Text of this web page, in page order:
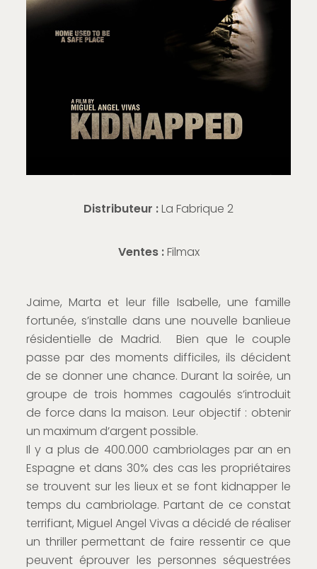
Distributeur :La Fabrique 2
Ventes :Filmax
Jaime, Marta et leur fille Isabelle, une famille
fortunée, s’installe dans une nouvelle banlieue
résidentielle de Madrid. Bien que le couple
passe par des moments difficiles, ils décident
de se donner une chance. Durant la soirée, un
groupe de trois hommes cagoulés s’introduit
de force dans la maison. Leur objectif : obtenir
un maximum d’argent possible.
Il y a plus de 400.000 cambriolages par an en
Espagne et dans 30% des cas les propriétaires
se trouvent sur les lieux et se font kidnapper le
temps du cambriolage. Partant de ce constat
terrifiant, Miguel Angel Vivas a décidé de réaliser
un thriller permettant de faire ressentir ce que
peuvent éprouver les personnes séquestrées